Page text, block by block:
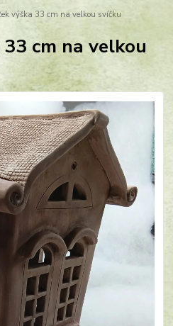
výška 33 cm na velkou svíčku
cm na velkou